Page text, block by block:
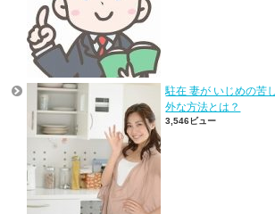
駐在 妻が いじめの苦
外な方法とは？
3,546ビュー